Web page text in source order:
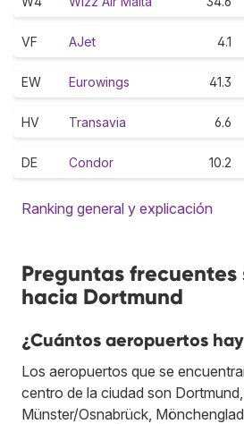
VF AJet 4.1
EW Eurowings 41.3
HV Transavia 6.6
DE Condor 10.2
Ranking general y explicación
Preguntas frecuentes
hacia Dortmund
¿Cuántos aeropuertos
Los aeropuertos que se
centro de la ciudad son Dortmund,
Münster/Osnabrück,